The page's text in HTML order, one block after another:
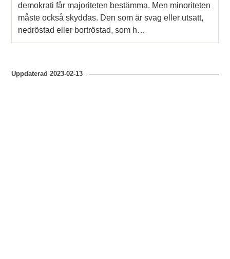
demokrati får majoriteten bestämma. Men minoriteten
måste också skyddas. Den som är svag eller utsatt,
nedröstad eller bortröstad, som h…
Uppdaterad2023-02-13